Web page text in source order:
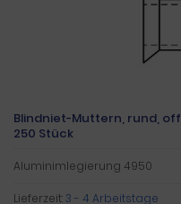
Blindniet-Muttern, rund,
250 Stück
Aluminimlegierung 4950
Lieferzeit:3 - 4 Arbeitstage